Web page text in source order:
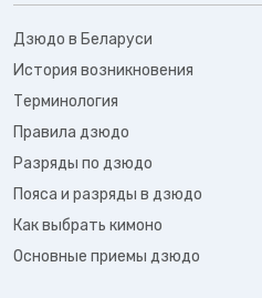
Дзюдо в Беларуси
История возникновения
Терминология
Правила дзюдо
Разряды по дзюдо
Пояса и разряды в дзюдо
Как выбрать кимоно
Основные приемы дзюдо